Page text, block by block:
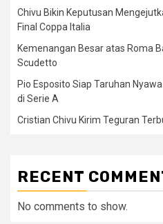
Chivu Bikin Keputusan
Final Coppa Italia
Kemenangan Besar atas Roma
Scudetto
Pio Esposito Siap Taruhan
di Serie A
Cristian Chivu Kirim Teguran
RECENT
No comments to show.